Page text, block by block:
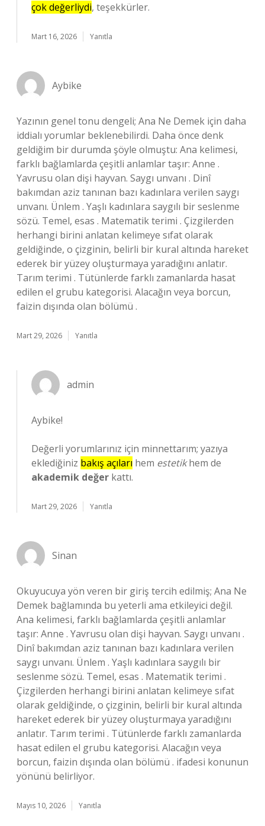
çok değerliydi, teşekkürler.
Mart 16, 2026 Yanıtla
Aybike
Yazının genel tonu dengeli; Ana Ne Demek için daha
iddialı yorumlar beklenebilirdi. Daha önce denk
geldiğim bir durumda şöyle olmuştu: Ana kelimesi,
farklı bağlamlarda çeşitli anlamlar taşır: Anne .
Yavrusu olan dişi hayvan. Saygı unvanı . Dinî
bakımdan aziz tanınan bazı kadınlara verilen saygı
unvanı. Ünlem . Yaşlı kadınlara saygılı bir seslenme
sözü. Temel, esas . Matematik terimi . Çizgilerden
herhangi birini anlatan kelimeye sıfat olarak
geldiğinde, o çizginin, belirli bir kural altında hareket
ederek bir yüzey oluşturmaya yaradığını anlatır.
Tarım terimi . Tütünlerde farklı zamanlarda hasat
edilen el grubu kategorisi. Alacağın veya borcun,
faizin dışında olan bölümü .
Mart 29, 2026 Yanıtla
admin
Aybike!
Değerli yorumlarınız için minnettarım; yazıya
eklediğiniz bakış açıları hem estetikhem de
akademik değer kattı.
Mart 29, 2026 Yanıtla
Sinan
Okuyucuya yön veren bir giriş tercih edilmiş; Ana Ne
Demek bağlamında bu yeterli ama etkileyici değil.
Ana kelimesi, farklı bağlamlarda çeşitli anlamlar
taşır: Anne . Yavrusu olan dişi hayvan. Saygı unvanı .
Dinî bakımdan aziz tanınan bazı kadınlara verilen
saygı unvanı. Ünlem . Yaşlı kadınlara saygılı bir
seslenme sözü. Temel, esas . Matematik terimi .
Çizgilerden herhangi birini anlatan kelimeye sıfat
olarak geldiğinde, o çizginin, belirli bir kural altında
hareket ederek bir yüzey oluşturmaya yaradığını
anlatır. Tarım terimi . Tütünlerde farklı zamanlarda
hasat edilen el grubu kategorisi. Alacağın veya
borcun, faizin dışında olan bölümü . ifadesi konunun
yönünü belirliyor.
Mayıs 10, 2026 Yanıtla